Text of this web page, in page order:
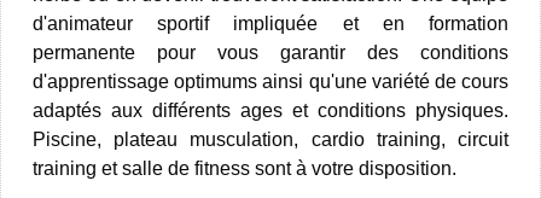
d'animateur sportif impliquée et en formation
permanente pour vous garantir des conditions
d'apprentissage optimums ainsi qu'une variété de cours
adaptés aux différents ages et conditions physiques.
Piscine, plateau musculation, cardio training, circuit
training et salle de fitness sont à votre disposition.